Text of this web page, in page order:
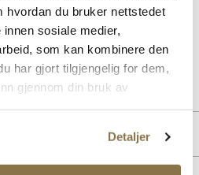
hvordan du bruker nettstedet
sosiale medier,
som kan kombinere den
har gjort tilgjengelig for dem,
gjennom din bruk av
Detaljer
for støtdemping. Gummi yttersåle
terreng.